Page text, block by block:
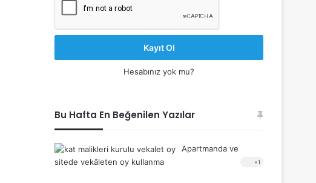
Kayıt Ol
Hesabınız yok mu?
Bu Hafta En Beğenilen Yazılar
Apartmanda ve
sitede vekâleten oy kullanma
+1